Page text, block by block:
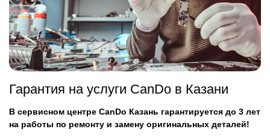
Гарантия на услуги CanDo в Казани
В сервисном центре CanDo Казань гарантируется до 3 лет
на работы по ремонту и замену оригинальных деталей!